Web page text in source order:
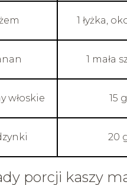
1 łyżka,
1 mała
włoskie 15 g
20
porcji kaszy